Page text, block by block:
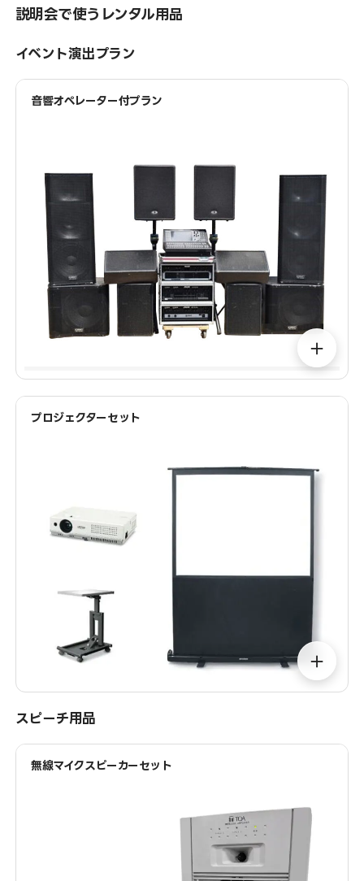
します。
説明会で使うレンタル用品
イベント演出プラン
音響オペレーター付プラン
＋
プロジェクターセット
＋
スピーチ用品
無線マイクスピーカーセット